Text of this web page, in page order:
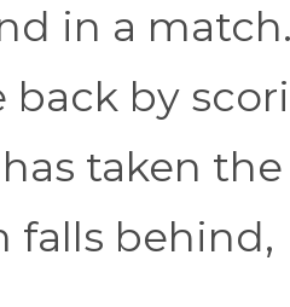
in a
back by
taken
falls behind,